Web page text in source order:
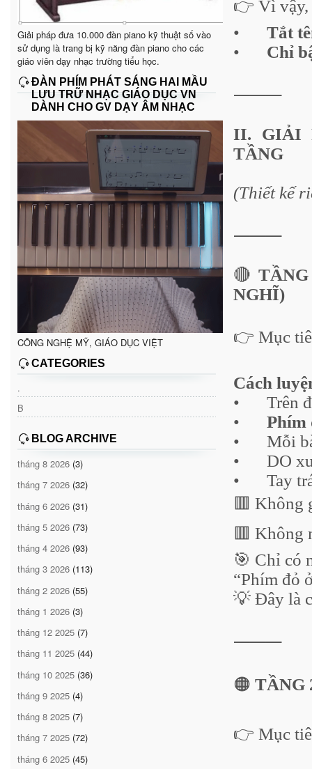
Giải pháp đưa 10.000 đàn piano kỹ thuật số vào
sử dụng là trang bị kỹ năng đàn piano cho các
giáo viên dạy nhạc trường tiểu học.
ĐÀN PHÍM PHÁT SÁNG HAI MẦU
LƯU TRỮ NHẠC GIÁO DỤC VN
DÀNH CHO GV DẠY ÂM NHẠC
CÔNG NGHỆ MỸ, GIÁO DỤC VIỆT
CATEGORIES
.
B
BLOG ARCHIVE
tháng 8 2026 (3)
tháng 7 2026 (32)
tháng 6 2026 (31)
tháng 5 2026 (73)
tháng 4 2026 (93)
tháng 3 2026 (113)
tháng 2 2026 (55)
tháng 1 2026 (3)
tháng 12 2025 (7)
tháng 11 2025 (44)
tháng 10 2025 (36)
tháng 9 2025 (4)
tháng 8 2025 (7)
tháng 7 2025 (72)
tháng 6 2025 (45)
👉 Vì vậy,
•
Tắt
•
Chỉ
⸻
II. GIẢI
TẦNG
(Thiết kế
⸻
🔴
NGHĨ)
👉 Mục
Cách
•
Trên
•
Phím
•
Mỗi
•
DO
•
Tay
🟥 Không
🟥 Không
🎯 Chỉ có
“Phím đỏ
💡 Đây là
⸻
🟠 TẦNG
👉 Mục